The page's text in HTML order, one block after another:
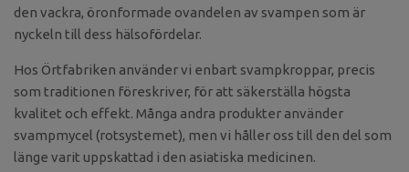
den vackra, öronformade ovandelen av svampen som är
nyckeln till dess hälsofördelar.
Hos Örtfabriken använder vi enbart svampkroppar, precis
som traditionen föreskriver, för att säkerställa högsta
kvalitet och effekt. Många andra produkter använder
svampmycel (rotsystemet), men vi håller oss till den del som
länge varit uppskattad i den asiatiska medicinen.